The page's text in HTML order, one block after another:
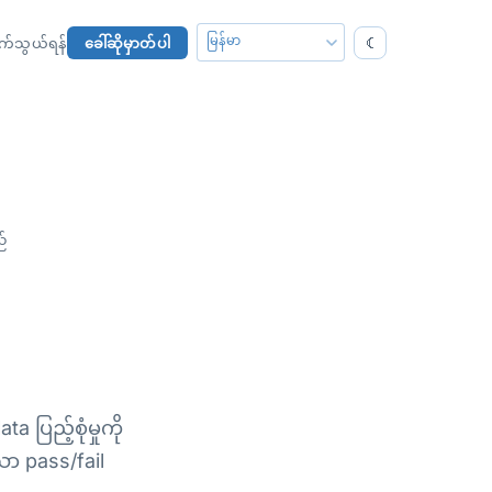
သွယ်ရန် ခေါ်ဆိုမှာတ်ပါ ☾
ပြည့်စုံမှုကို
pass/fail